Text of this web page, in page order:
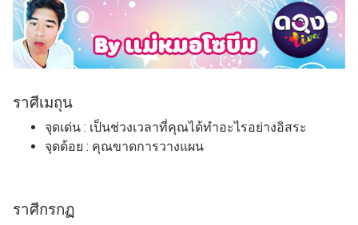
ราศีเมถุน
จุดเด่น : เป็นช่วงเวลาที่คุณได้ทำอะไรอย่างอิสระ
จุดด้อย : คุณขาดการวางแผน
ราศีกรกฏ